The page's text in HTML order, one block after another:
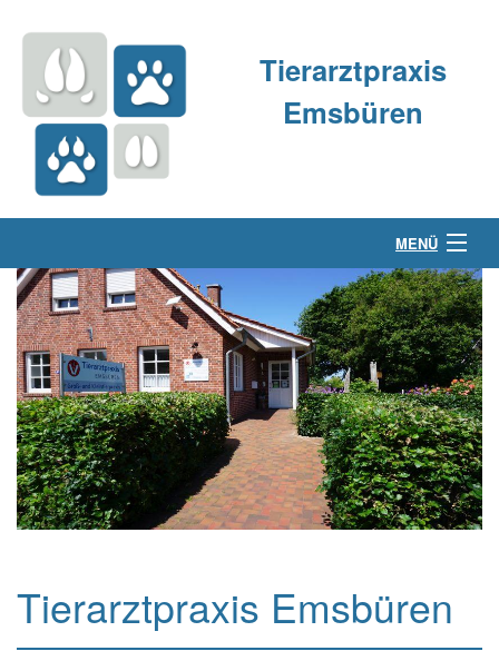
Tierarztpraxis
Emsbüren
MENÜ
Über uns
Kleintierpraxis
Großtierpraxis
Kontakt & Anfahrt
Tierarztpraxis Emsbüren